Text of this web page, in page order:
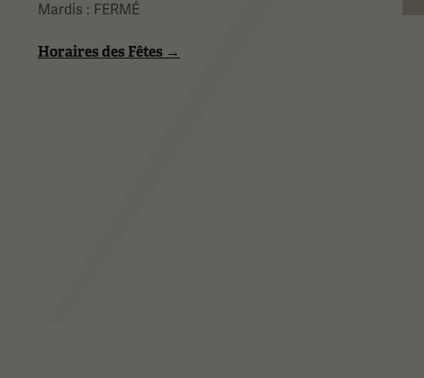
Mardis : FERMÉ
Horaires des Fêtes →